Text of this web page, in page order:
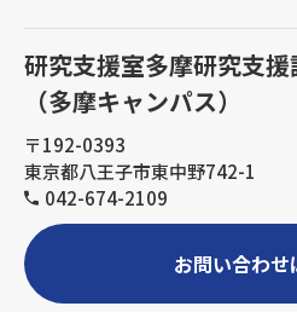
研究支援室多摩研究支援
（多摩キャンパス）
〒192-0393
東京都八王子市東中野742-1
042-674-2109
お問い合わせ